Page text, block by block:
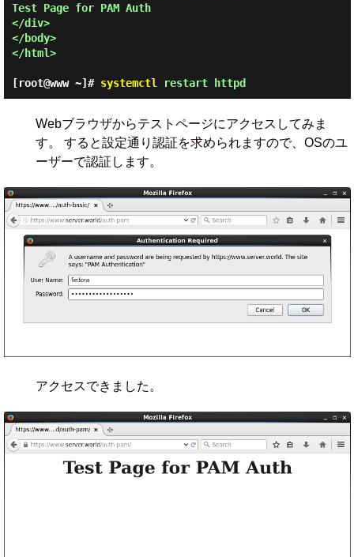
Test Page for PAM Auth
</div>
</body>
</html>
[root@www ~]# systemctl restart httpd
Webブラウザからテストページにアクセスしてみま
す。 すると設定通り認証を求められますので、OSのユ
ーザーで認証します。
アクセスできました。